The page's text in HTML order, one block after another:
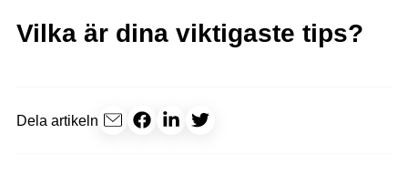
Vilka är dina viktigaste tips?
Dela artikeln